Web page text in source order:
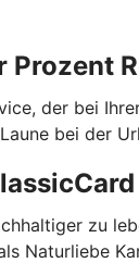
Prozent
der bei
bei der
zu
Naturliebe